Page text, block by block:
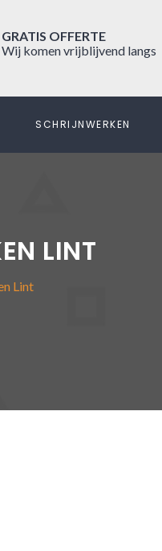
GRATIS OFFERTE
Wij komen vrijblijvend langs
SCHRIJNWERKEN
LINT
Lint